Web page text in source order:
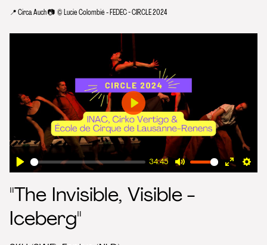
📍 Circa Auch 📷 © Lucie Colombié - FEDEC - CIRCLE 2024
Play
34:45
Mute
Enter
Play
"The Invisible, Visible -
Iceberg"